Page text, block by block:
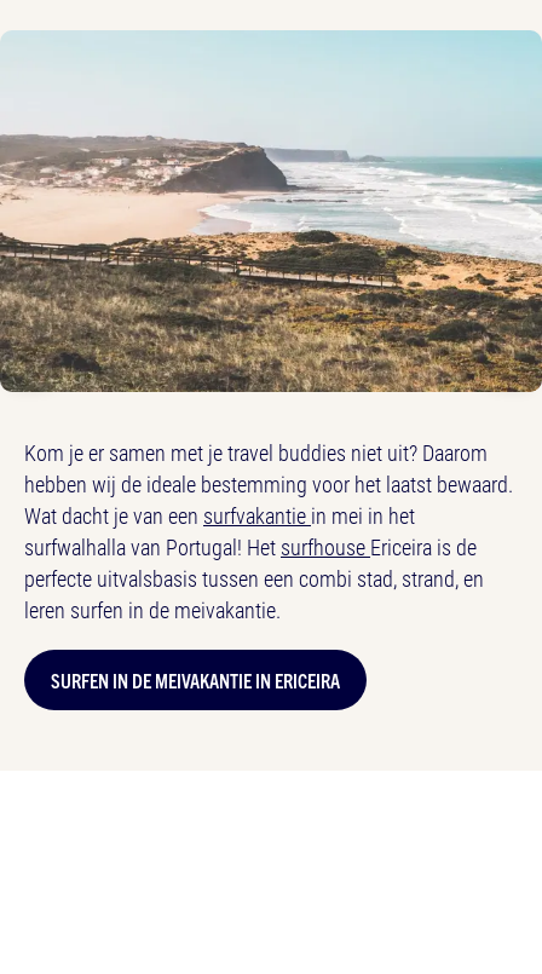
Kom je er samen met je travel buddies niet uit? Daarom
hebben wij de ideale bestemming voor het laatst bewaard.
Wat dacht je van een surfvakantie in mei in het
surfwalhalla van Portugal! Het surfhouse Ericeira is de
perfecte uitvalsbasis tussen een combi stad, strand, en
leren surfen in de meivakantie.
SURFEN IN DE MEIVAKANTIE IN ERICEIRA